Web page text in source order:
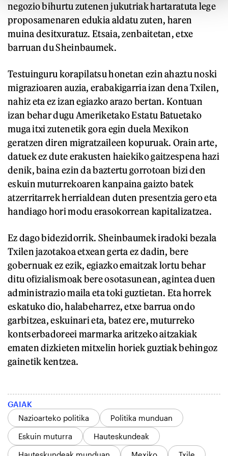
negozio bihurtu zutenen jukutriak hartaratuta lege
proposamenaren edukia aldatu zuten, haren
muina desitxuratuz. Etsaia, zenbaitetan, etxe
barruan du Sheinbaumek.
Testuinguru korapilatsu honetan ezin ahaztu noski
migrazioaren auzia, erabakigarria izan dena Txilen,
nahiz eta ez izan egiazko arazo bertan. Kontuan
izan behar dugu Ameriketako Estatu Batuetako
muga itxi zutenetik gora egin duela Mexikon
geratzen diren migratzaileen kopuruak. Orain arte,
datuek ez dute erakusten haiekiko gaitzespena hazi
denik, baina ezin da baztertu gorrotoan bizi den
eskuin muturrekoaren kanpaina gaizto batek
atzerritarrek herrialdean duten presentzia gero eta
handiago hori modu erasokorrean kapitalizatzea.
Ez dago bidezidorrik. Sheinbaumek iradoki bezala
Txilen jazotakoa etxean gerta ez dadin, bere
gobernuak ez ezik, egiazko emaitzak lortu behar
ditu ofizialismoak bere osotasunean, agintea duen
administrazio maila eta toki guztietan. Eta horrek
eskatuko dio, halabeharrez, etxe barrua ondo
garbitzea, eskuinari eta, batez ere, muturreko
kontserbadoreei marmarka aritzeko aitzakiak
ematen dizkieten mitxelin horiek guztiak behingoz
gainetik kentzea.
GAIAK
Nazioarteko politika
Politika munduan
Eskuin muturra
Hauteskundeak